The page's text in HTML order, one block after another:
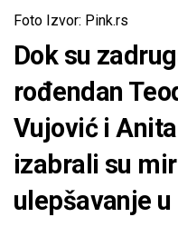
Foto Izvor: Pink.rs
Dok su
rođendan
Vujović i
izabrali su
ulepšavanje u